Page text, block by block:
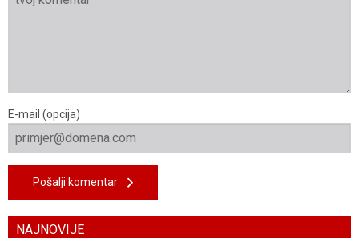
E-mail (opcija)
Pošalji komentar
NAJNOVIJE